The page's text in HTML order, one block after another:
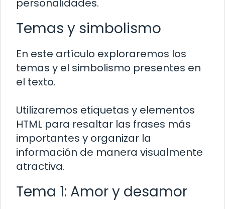
personalidades.
Temas y simbolismo
En este artículo exploraremos los
temas y el simbolismo presentes en
el texto.
Utilizaremos etiquetas y elementos
HTML para resaltar las frases más
importantes y organizar la
información de manera visualmente
atractiva.
Tema 1: Amor y desamor